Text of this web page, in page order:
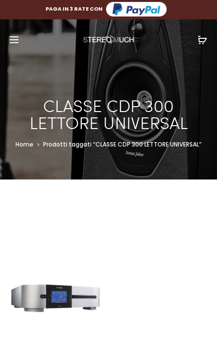
PAGA FINO A 10 RATE CON
PAGA IN 3 RATE CON
CLASSE CDP 300
LETTORE UNIVERSAL
Home Prodotti taggati “CLASSE CDP 300 LETTORE UNIVERSAL”